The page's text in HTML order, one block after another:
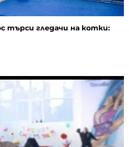
търси гледачи на котки: